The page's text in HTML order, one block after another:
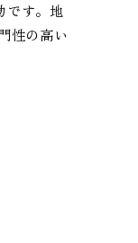
です。地
性の高い